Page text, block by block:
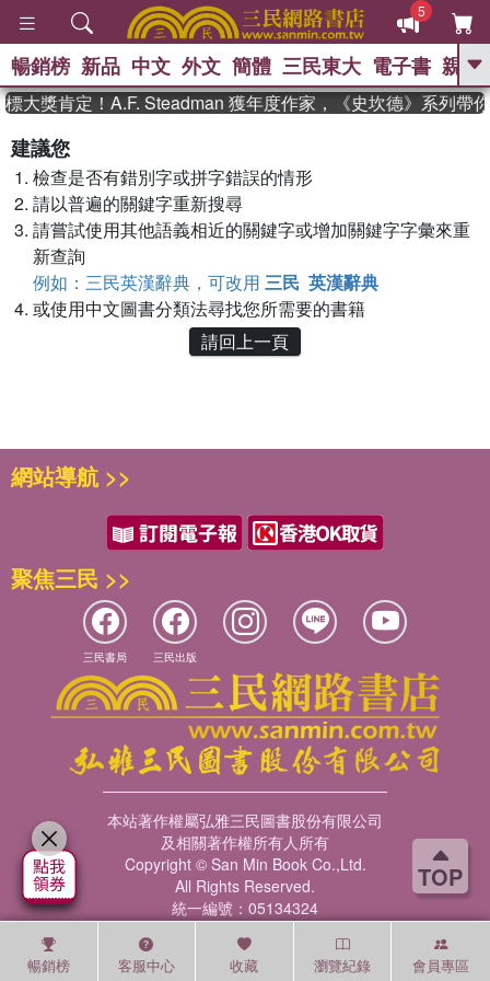
TOP
5
GO
史是一群喵 、
獎 臺灣漫遊錄
登輝時代 、 數學女孩：黎曼猜想 、
暢銷榜 新品 中文 外文 簡體 三民東大 電子書 親子
大獎肯定！A.F. Steadman 獲年度作家，《史坎德》系列帶
建議您
檢查是否有錯別字或拼字錯誤的情形
請以普遍的關鍵字重新搜尋
請嘗試使用其他語義相近的關鍵字或增加關鍵字字彙來重
新查詢
例如：三民英漢辭典，可改用 三民 英漢辭典
或使用中文圖書分類法尋找您所需要的書籍
請回上一頁
暢銷榜 客服中心 收藏 瀏覽紀錄 會員專區
網站導航 >>
聚焦三民 >>
三民書局 三民出版
本站著作權屬弘雅三民圖書股份有限公司
及相關著作權所有人所有
Copyright © San Min Book Co.,Ltd.
All Rights Reserved.
統一編號：05134324